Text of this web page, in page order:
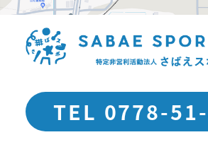
TEL 0778-